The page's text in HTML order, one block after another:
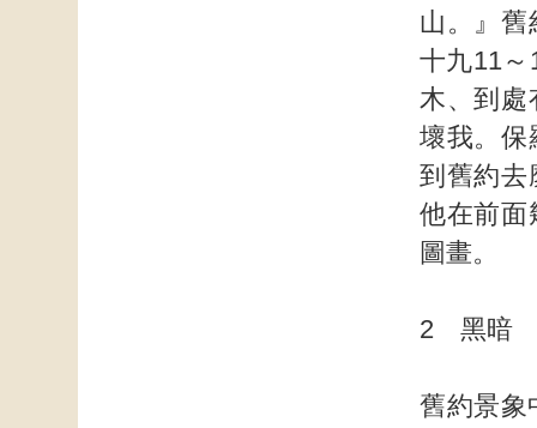
山。』舊
十九11
木、到處
壞我。保
到舊約去
他在前面
圖畫。
2 黑暗
舊約景象